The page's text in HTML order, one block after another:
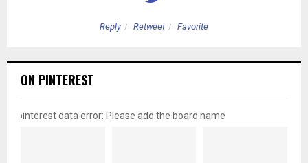
Reply Retweet Favorite
ON PINTEREST
pinterest data error: Please add the board name